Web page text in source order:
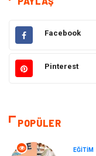
Bakım Güzellik
Hukuk
Bilgisayar & Yazılım
Yemek
Facebook
Pinterest
POPÜLER
EĞITIM